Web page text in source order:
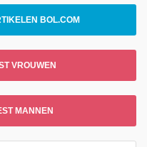
BOL.COM
VROUWEN
MANNEN